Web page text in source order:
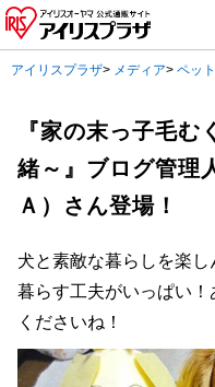
アイリスプラザ> メディア>ペッ
『家の末っ子毛
緒～』ブログ管理
Ａ）さん登場！
犬と素敵な暮らしを楽
暮らす工夫がいっぱい
くださいね！